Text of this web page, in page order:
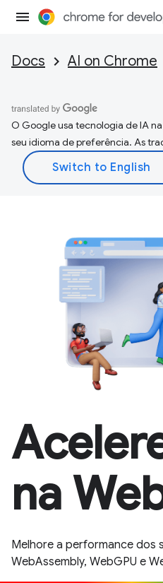
Docs AI on Chrome
O Google usa tecnologia de IA
seu idioma de preferência. As
na
Melhore a performance dos
WebAssembly, WebGPU e